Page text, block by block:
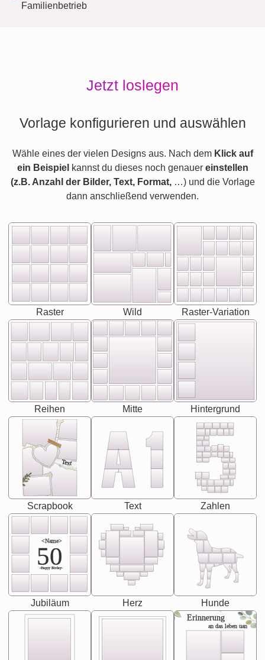
Familienbetrieb
Jetzt loslegen
Vorlage konfigurieren und auswählen
Wähle eines der vielen Designs aus. Nach dem Klick auf
ein Beispiel kannst du dieses noch genauer einstellen
(z.B. Anzahl der Bilder, Text, Format,…) und die Vorlage
dann anschließend verwenden.
Raster Wild Raster-Variation
Reihen Mitte Hintergrund
Text
Scrapbook Text Zahlen
<Name>
50
-Happy Birday-
Jubiläum Herz Hunde
Erinnerung
an das leben uan